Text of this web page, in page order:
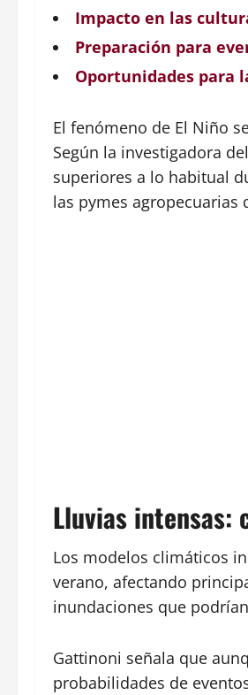
Impacto en las
Preparación para
Oportunidades para
El fenómeno de El Niño
Según la investigadora del
superiores a lo habitual
las pymes
Lluvias intensas:
Los modelos climáticos
verano, afectando
inundaciones que
Gattinoni señala que
probabilidades de